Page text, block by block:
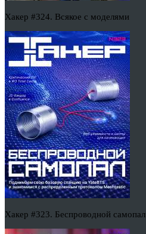
Хакер #324. Всякое с моделями
Хакер #323. Беспроводной самопал